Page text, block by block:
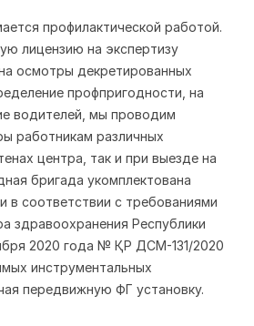
профилактической работой.
лицензию на экспертизу
осмотры декретированных
профпригодности, на
водителей, мы проводим
работникам различных
центра, так и при выезде на
бригада укомплектована
в соответствии с требованиями
здравоохранения Республики
2020 года № ҚР ДСМ-131/2020
инструментальных
передвижную ФГ установку.